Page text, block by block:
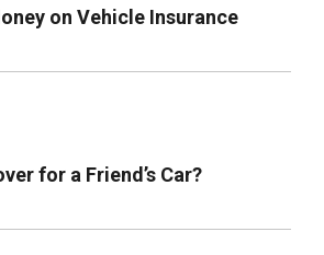
on Vehicle Insurance
for a Friend’s Car?